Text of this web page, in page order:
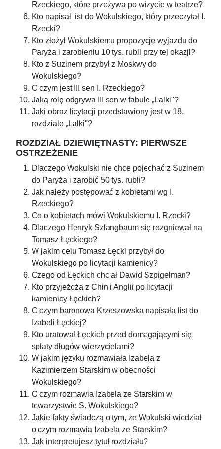
Rzeckiego, które przeżywa po wizycie w teatrze?
Kto napisał list do Wokulskiego, który przeczytał I.
Rzecki?
Kto złożył Wokulskiemu propozycję wyjazdu do
Paryża i zarobieniu 10 tys. rubli przy tej okazji?
Kto z Suzinem przybył z Moskwy do
Wokulskiego?
O czym jest III sen I. Rzeckiego?
Jaką rolę odgrywa III sen w fabule „Lalki"?
Jaki obraz licytacji przedstawiony jest w 18.
rozdziale „Lalki"?
ROZDZIAŁ DZIEWIĘTNASTY: PIERWSZE
OSTRZEŻENIE
Dlaczego Wokulski nie chce pojechać z Suzinem
do Paryża i zarobić 50 tys. rubli?
Jak należy postępować z kobietami wg I.
Rzeckiego?
Co o kobietach mówi Wokulskiemu I. Rzecki?
Dlaczego Henryk Szlangbaum się rozgniewał na
Tomasz Łęckiego?
W jakim celu Tomasz Łęcki przybył do
Wokulskiego po licytacji kamienicy?
Czego od Łęckich chciał Dawid Szpigelman?
Kto przyjeżdża z Chin i Anglii po licytacji
kamienicy Łęckich?
O czym baronowa Krzeszowska napisała list do
Izabeli Łęckiej?
Kto uratował Łęckich przed domagającymi się
spłaty długów wierzycielami?
W jakim języku rozmawiała Izabela z
Kazimierzem Starskim w obecności
Wokulskiego?
O czym rozmawia Izabela ze Starskim w
towarzystwie S. Wokulskiego?
Jakie fakty świadczą o tym, że Wokulski wiedział
o czym rozmawia Izabela ze Starskim?
Jak interpretujesz tytuł rozdziału?